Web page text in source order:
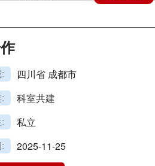
四川省 成都市
科室共建
私立
2025-11-25